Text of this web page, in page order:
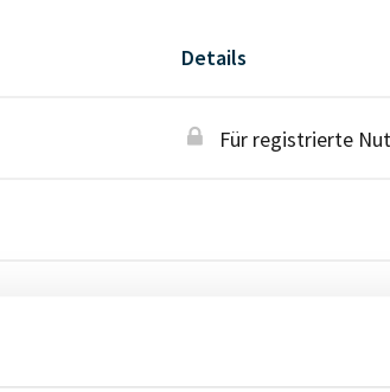
Details
Für registrierte